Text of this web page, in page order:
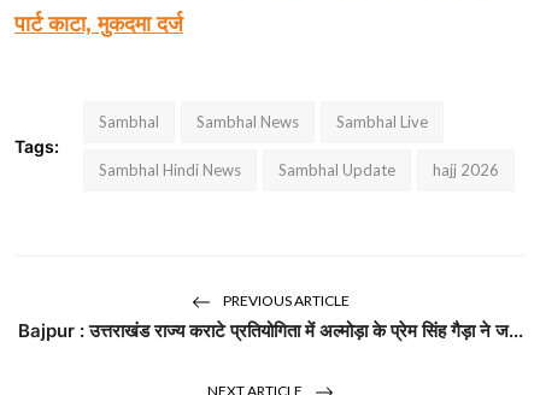
पार्ट काटा, मुकदमा दर्ज
Tags:
Sambhal Sambhal News Sambhal Live
Sambhal Hindi News Sambhal Update hajj 2026
PREVIOUS ARTICLE
Bajpur : उत्तराखंड राज्य कराटे प्रतियोगिता में अल्मोड़ा के प्रेम सिंह गैड़ा ने ज...
NEXT ARTICLE